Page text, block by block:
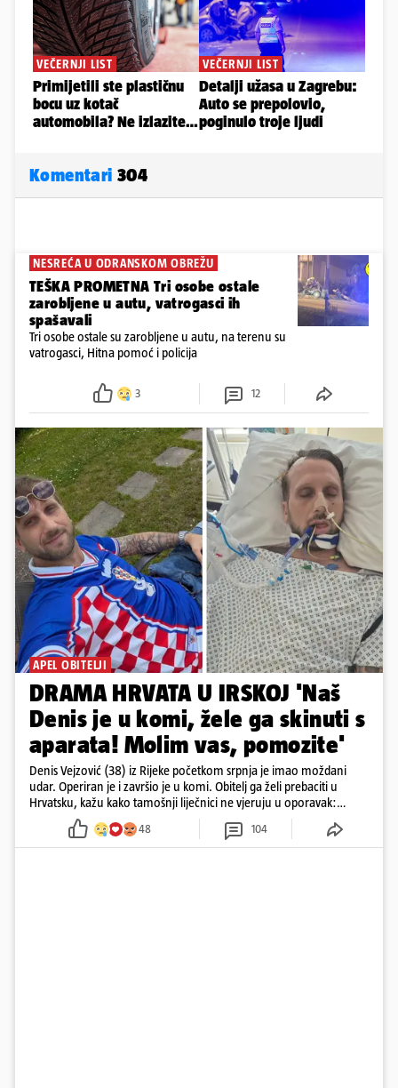
Komentari 304
NESREĆA U ODRANSKOM OBREŽU
TEŠKA PROMETNA Tri osobe ostale
zarobljene u autu, vatrogasci ih
spašavali
Tri osobe ostale su zarobljene u autu, na terenu su
vatrogasci, Hitna pomoć i policija
3 12
APEL OBITELJI
DRAMA HRVATA U IRSKOJ 'Naš
Denis je u komi, žele ga skinuti s
aparata! Molim vas, pomozite'
Denis Vejzović (38) iz Rijeke početkom srpnja je imao moždani
udar. Operiran je i završio je u komi. Obitelj ga želi prebaciti u
Hrvatsku, kažu kako tamošnji liječnici ne vjeruju u oporavak:
'Imamo 72 sata'
48 104